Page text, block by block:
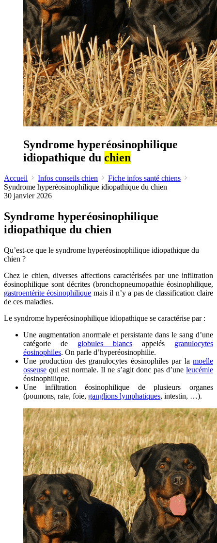
Syndrome hyperéosinophilique
idiopathique du chien
Accueil Infos conseils chien
Fiche infos santé chiens
Syndrome hyperéosinophilique idiopathique du chien
30 janvier 2026
Syndrome hyperéosinophilique
idiopathique du chien
Qu’est-ce que le syndrome hyperéosinophilique idiopathique du
chien ?
Chez le chien, diverses affections caractérisées par une infiltration
éosinophilique sont décrites (bronchopneumopathie éosinophilique,
gastroentérite éosinophilique mais il n’y a pas de classification claire
de ces maladies.
Le syndrome hyperéosinophilique idiopathique se caractérise par :
Une augmentation anormale et persistante dans le sang d’une
catégorie de globules blancs appelés granulocytes
éosinophiles. On parle d’hyperéosinophilie.
Une production des granulocytes éosinophiles par la moelle
osseuse qui est normale. Il ne s’agit donc pas d’une leucémie
éosinophilique.
Une infiltration éosinophilique de plusieurs organes
(poumons, rate, foie, ganglions lymphatiques, intestin, …).